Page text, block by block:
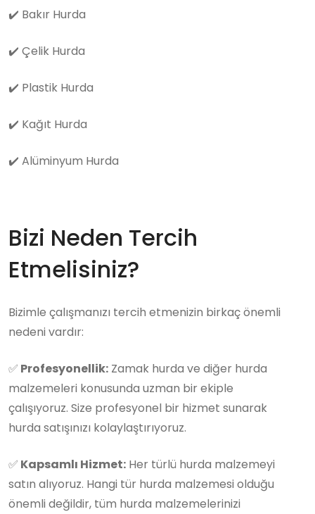
✔️ Bakır Hurda
✔️ Çelik Hurda
✔️ Plastik Hurda
✔️ Kağıt Hurda
✔️ Alüminyum Hurda
Bizi Neden Tercih
Etmelisiniz?
Bizimle çalışmanızı tercih etmenizin birkaç önemli
nedeni vardır:
✅ Profesyonellik: Zamak hurda ve diğer hurda
malzemeleri konusunda uzman bir ekiple
çalışıyoruz. Size profesyonel bir hizmet sunarak
hurda satışınızı kolaylaştırıyoruz.
✅ Kapsamlı Hizmet: Her türlü hurda malzemeyi
satın alıyoruz. Hangi tür hurda malzemesi olduğu
önemli değildir, tüm hurda malzemelerinizi